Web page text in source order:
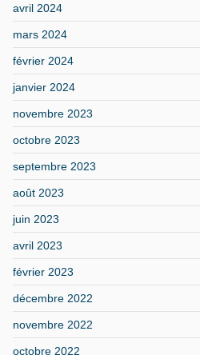
avril 2024
mars 2024
février 2024
janvier 2024
novembre 2023
octobre 2023
septembre 2023
août 2023
juin 2023
avril 2023
février 2023
décembre 2022
novembre 2022
octobre 2022